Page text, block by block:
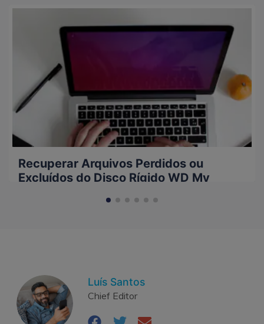
Recuperar Arquivos Perdidos ou
Excluídos do Disco Rígido WD My
Luís Santos
Chief Editor